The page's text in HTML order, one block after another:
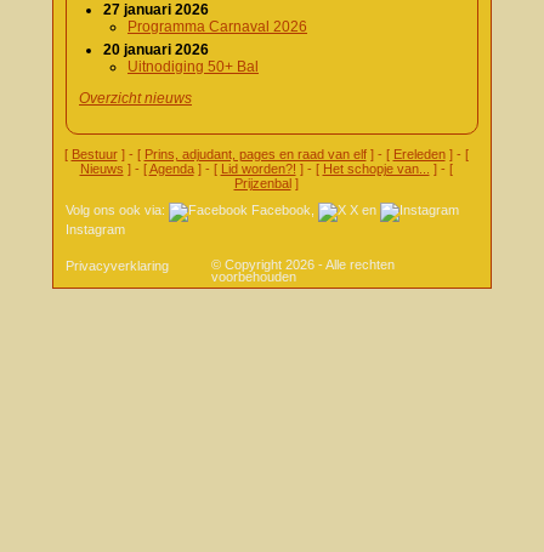
27 januari 2026
Programma Carnaval 2026
20 januari 2026
Uitnodiging 50+ Bal
Overzicht nieuws
[ Bestuur] - [ Prins, adjudant, pages en raad van elf] - [ Ereleden] - [
Nieuws ] - [Agenda] - [ Lid worden?! ] - [ Het schopje van...
] - [
Prijzenbal]
Volg ons ook via:
Facebook X en
Instagram
Privacyverklaring
© Copyright 2026 - Alle rechten
voorbehouden